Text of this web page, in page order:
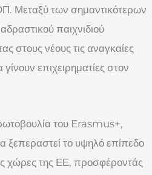
Μεταξύ των σημαντικότερων
παιχνιδιού
στους νέους τις αναγκαίες
επιχειρηματίες στον
του Erasmus+,
ξεπεραστεί το υψηλό επίπεδο
χώρες της ΕΕ, προσφέροντάς